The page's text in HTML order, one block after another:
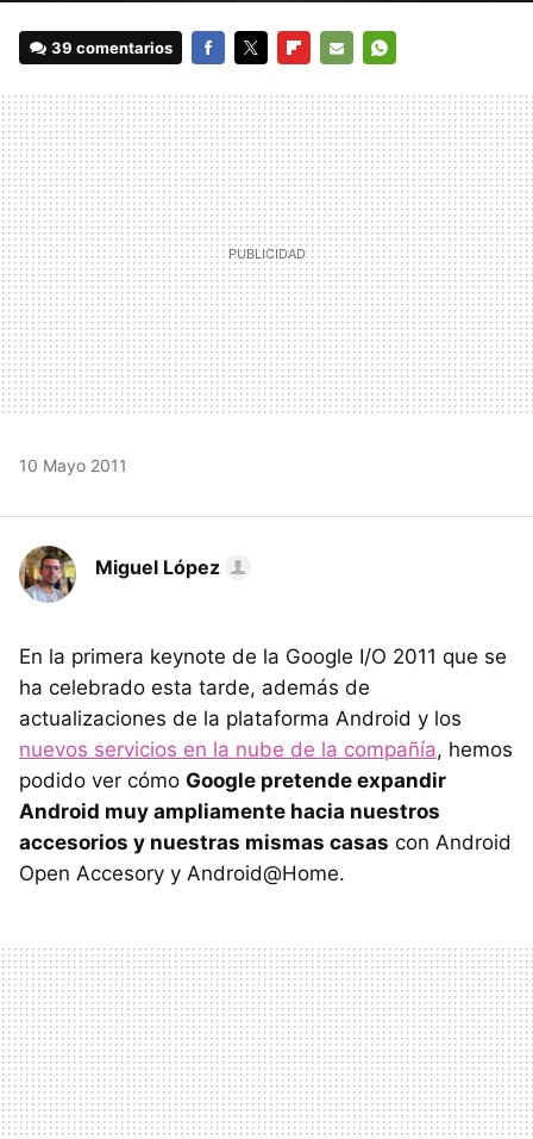
39 comentarios
MAIL
10 Mayo 2011
Miguel López
En la primera keynote de la Google I/O 2011 que se
ha celebrado esta tarde, además de
actualizaciones de la plataforma Android y los
nuevos servicios en la nube de la compañía, hemos
podido ver cómo Google pretende expandir
Android muy ampliamente hacia nuestros
accesorios y nuestras mismas casas con Android
Open Accesory y Android@Home.